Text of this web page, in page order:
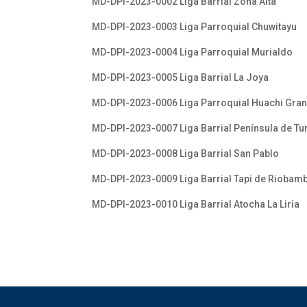
MD-DPI-2023-0003 Liga Parroquial Chuwitayu
MD-DPI-2023-0004 Liga Parroquial Murialdo
MD-DPI-2023-0005 Liga Barrial La Joya
MD-DPI-2023-0006 Liga Parroquial Huachi
MD-DPI-2023-0007 Liga Barrial Península de
MD-DPI-2023-0008 Liga Barrial San Pablo
MD-DPI-2023-0009 Liga Barrial Tapi de
MD-DPI-2023-0010 Liga Barrial Atocha La Liria